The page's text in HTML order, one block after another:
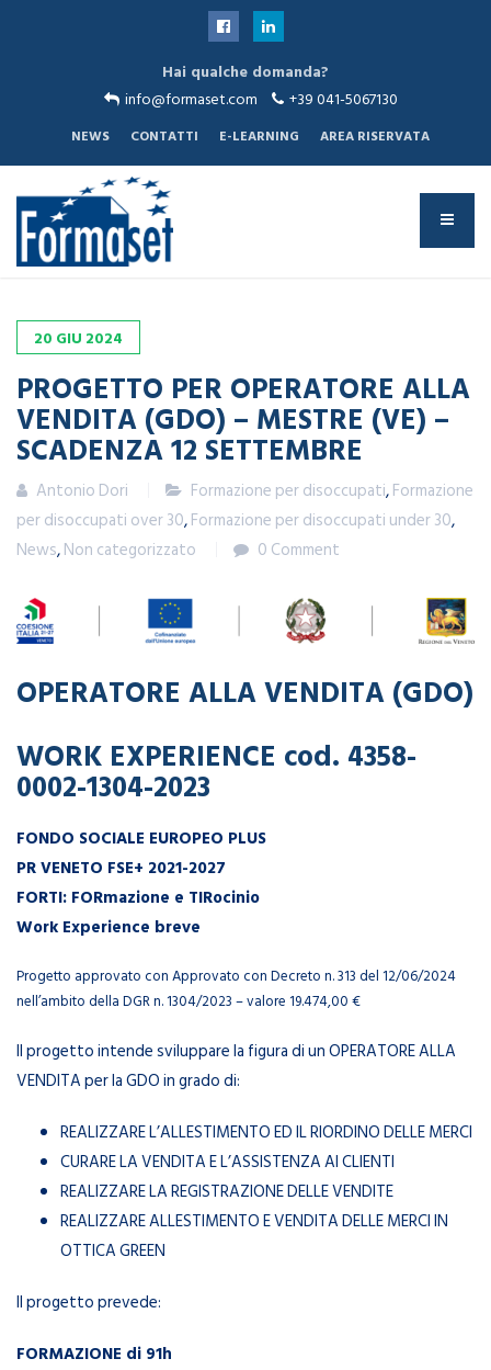
Hai qualche domanda?
info@formaset.com
+39 041-5067130
NEWS CONTATTI E-LEARNING AREA RISERVATA
Non categorizzato
PROGETTO PER OPERATORE ALLA VENDITA (GDO) – MESTRE (VE)
– SCADENZA 12 SETTEMBRE
20 GIU 2024
PROGETTO PER OPERATORE ALLA
VENDITA (GDO) – MESTRE (VE) –
SCADENZA 12 SETTEMBRE
Antonio Dori Formazione per disoccupati,Formazione
per disoccupati over 30,Formazione per disoccupati under 30,
News,Non categorizzato 0 Comment
OPERATORE ALLA VENDITA (GDO)
WORK EXPERIENCE cod. 4358-
0002-1304-2023
FONDO SOCIALE EUROPEO PLUS
PR VENETO FSE+ 2021-2027
FORTI: FORmazione e TIRocinio
Work Experience breve
Progetto approvato con Approvato con Decreto n. 313 del 12/06/2024
nell’ambito della DGR n. 1304/2023 – valore 19.474,00 €
Il progetto intende sviluppare la figura di un OPERATORE ALLA
VENDITA per la GDO in grado di:
REALIZZARE L’ALLESTIMENTO ED IL RIORDINO DELLE MERCI
CURARE LA VENDITA E L’ASSISTENZA AI CLIENTI
REALIZZARE LA REGISTRAZIONE DELLE VENDITE
REALIZZARE ALLESTIMENTO E VENDITA DELLE MERCI IN
OTTICA GREEN
Il progetto prevede:
FORMAZIONE di 91h